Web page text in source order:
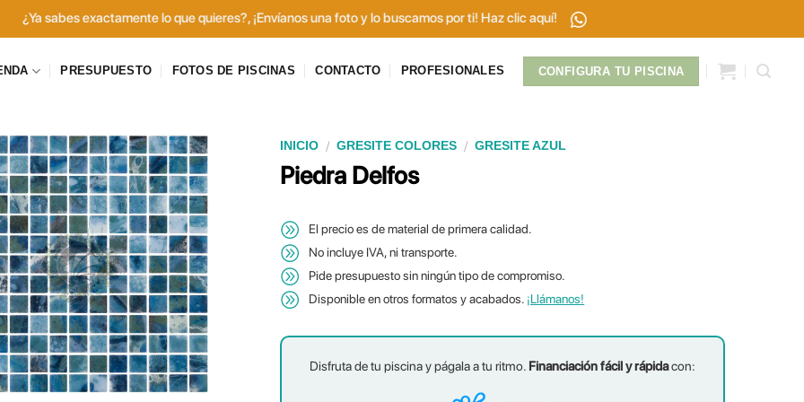
lo que quieres?, ¡Envíanos una foto y lo buscamos por ti! Haz clic aquí!
PRESUPUESTO FOTOS DE PISCINAS CONTACTO PROFESIONALES CONFIGURA TU PISCINA
INICIO / GRESITE COLORES / GRESITE AZUL
Piedra Delfos
El precio es de material de primera calidad.
No incluye IVA, ni transporte.
Pide presupuesto sin ningún tipo de compromiso.
Disponible en otros formatos y acabados. ¡Llámanos!
Disfruta de tu piscina y págala a tu ritmo. Financiación fácil y rápidacon: